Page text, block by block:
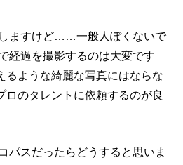
ますけど……一般人ぽくないで
経過を撮影するのは大変です
るような綺麗な写真にはならな
ロのタレントに依頼するのが良
パスだったらどうすると思いま